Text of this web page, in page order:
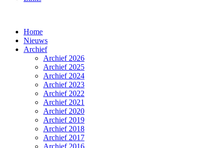
Home
Nieuws
Archief
Archief 2026
Archief 2025
Archief 2024
Archief 2023
Archief 2022
Archief 2021
Archief 2020
Archief 2019
Archief 2018
Archief 2017
Archief 2016